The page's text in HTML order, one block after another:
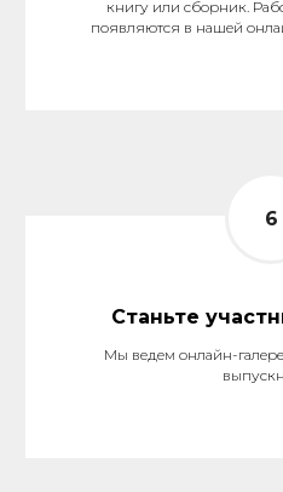
книгу или сборник.
появляются в нашей
Станьте
Мы ведем онлайн-